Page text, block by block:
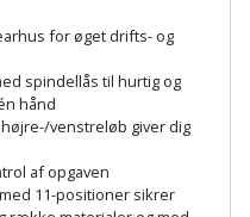
for øget drifts- og
spindellås til hurtig og
hånd
venstreløb giver dig
af opgaven
11-positioner sikrer